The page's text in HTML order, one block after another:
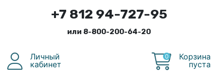
+7 812 94-727-95
или 8-800-200-64-20
Личный
кабинет
0
Корзина
пуста